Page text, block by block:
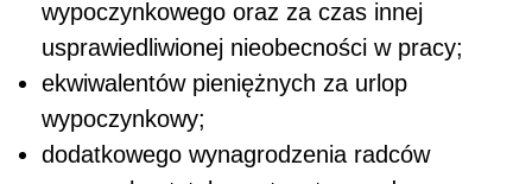
wypoczynkowego oraz za czas innej
usprawiedliwionej nieobecności w pracy;
ekwiwalentów pieniężnych za urlop
wypoczynkowy;
dodatkowego wynagrodzenia radców